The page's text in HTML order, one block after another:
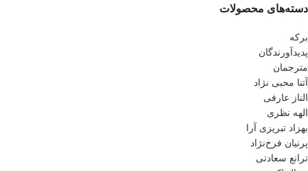
دسته‌های محصولات
برکه
پدیدآورندگان
مترجمان
آتنا محبی نژاد
الناز عارفی
الهه نظری
بهزاد تبریزی آرا
پرنیان فرخ‌نژاد
ترانع سعادتی